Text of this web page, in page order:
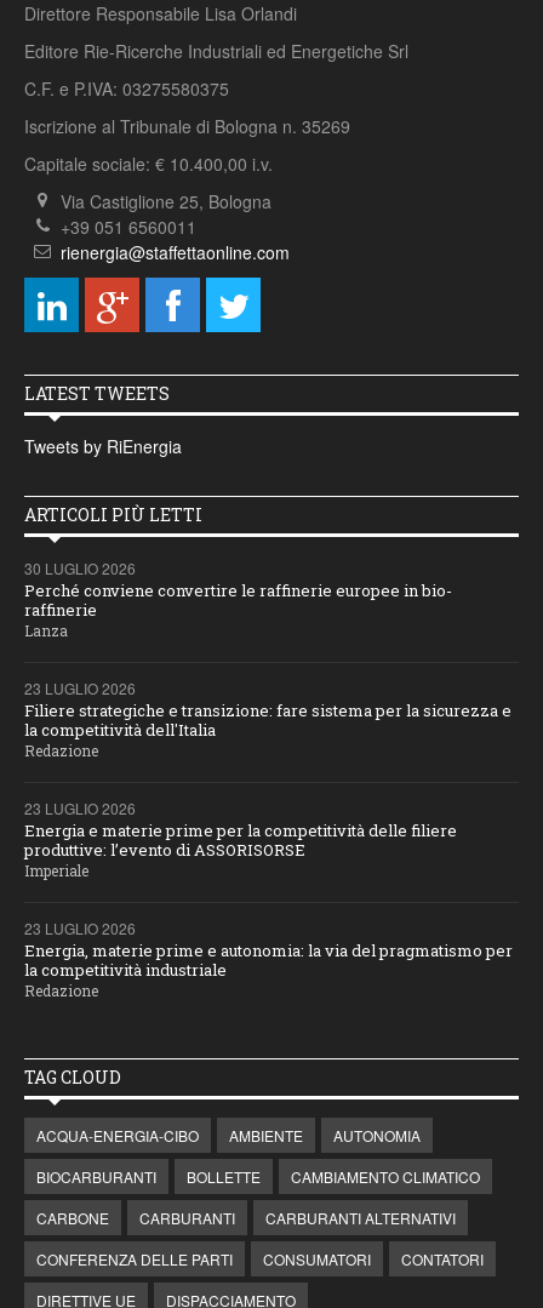
Direttore Responsabile Lisa Orlandi
Editore Rie-Ricerche Industriali ed Energetiche Srl
C.F. e P.IVA: 03275580375
Iscrizione al Tribunale di Bologna n. 35269
Capitale sociale: € 10.400,00 i.v.
Via Castiglione 25, Bologna
+39 051 6560011
rienergia@staffettaonline.com
LATEST TWEETS
Tweets by RiEnergia
ARTICOLI PIÙ LETTI
30 LUGLIO 2026
Perché conviene convertire le raffinerie europee in bio-
raffinerie
Lanza
23 LUGLIO 2026
Filiere strategiche e transizione: fare sistema per la sicurezza e
la competitività dell'Italia
Redazione
23 LUGLIO 2026
Energia e materie prime per la competitività delle filiere
produttive: l’evento di ASSORISORSE
Imperiale
23 LUGLIO 2026
Energia, materie prime e autonomia: la via del pragmatismo per
la competitività industriale
Redazione
TAG CLOUD
ACQUA-ENERGIA-CIBO AMBIENTE
AUTONOMIA
BIOCARBURANTI
BOLLETTE
CAMBIAMENTO CLIMATICO
CARBONE
CARBURANTI
CARBURANTI ALTERNATIVI
CONFERENZA DELLE PARTI
CONSUMATORI
CONTATORI
DIRETTIVE UE
DISPACCIAMENTO